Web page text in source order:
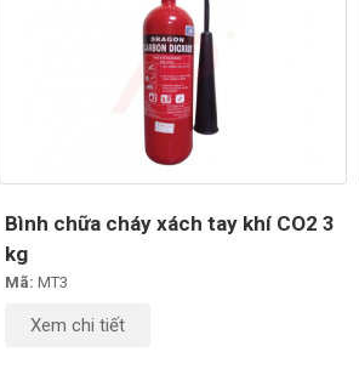
Bình chữa cháy xách tay khí CO2 3
kg
Mã: MT3
Xem chi tiết